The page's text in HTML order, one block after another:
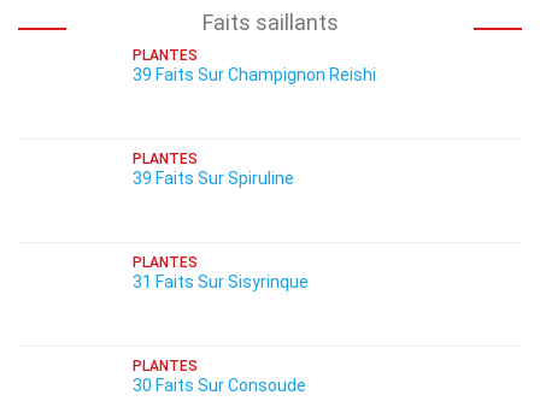
Faits saillants
PLANTES
39 Faits Sur Champignon Reishi
PLANTES
39 Faits Sur Spiruline
PLANTES
31 Faits Sur Sisyrinque
PLANTES
30 Faits Sur Consoude